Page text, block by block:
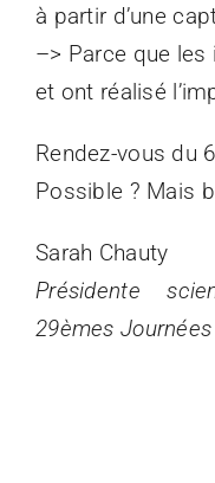
à partir d’une
–> Parce que
et ont réalisé
Rendez-vous du
Possible ? Mais
Sarah Chauty
Présidente
29èmes Journées